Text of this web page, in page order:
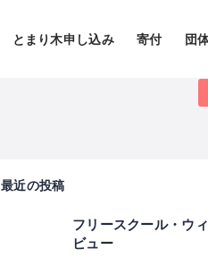
とまり木申し込み 寄付 団
最近の投稿
フリースクール・ウ
ビュー